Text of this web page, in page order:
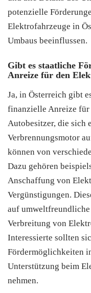
potenzielle
Elektrofahrzeuge in
Umbaus beeinflussen.
Gibt es staatliche
Anreize für den
Ja, in Österreich gibt
finanzielle Anreize für
Autobesitzer, die sich
Verbrennungsmotor
können von
Dazu gehören
Anschaffung von
Vergünstigungen.
auf
Verbreitung von
Interessierte sollten
Fördermöglichkeiten
Unterstützung beim
nehmen.